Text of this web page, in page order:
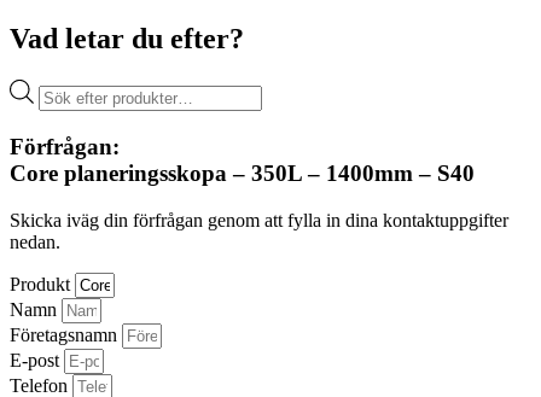
Vad letar du efter?
Produktsökning
Förfrågan:
Core planeringsskopa – 350L – 1400mm – S40
Skicka iväg din förfrågan genom att fylla in dina kontaktuppgifter
nedan.
Produkt
Namn
Företagsnamn
E-post
Telefon